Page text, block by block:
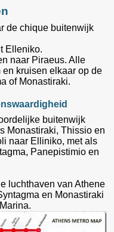
de chique buitenwijk
Elleniko.
naar Piraeus. Alle
kruisen elkaar op de
of Monastiraki.
buitenwijk
Monastiraki, Thissio en
naar Elliniko, met als
Panepistimio en
luchthaven van Athene
en Monastiraki